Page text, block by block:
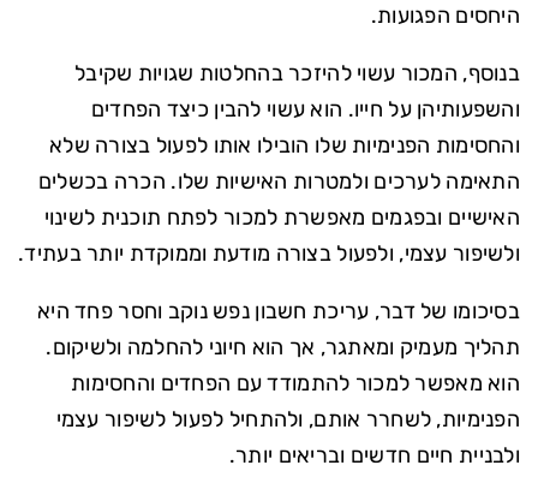
היחסים הפגועות.
בנוסף, המכור עשוי להיזכר בהחלטות שגויות שקיבל
והשפעותיהן על חייו. הוא עשוי להבין כיצד הפחדים
והחסימות הפנימיות שלו הובילו אותו לפעול בצורה שלא
התאימה לערכים ולמטרות האישיות שלו. הכרה בכשלים
האישיים ובפגמים מאפשרת למכור לפתח תוכנית לשינוי
ולשיפור עצמי, ולפעול בצורה מודעת וממוקדת יותר בעתיד.
בסיכומו של דבר, עריכת חשבון נפש נוקב וחסר פחד היא
תהליך מעמיק ומאתגר, אך הוא חיוני להחלמה ולשיקום.
הוא מאפשר למכור להתמודד עם הפחדים והחסימות
הפנימיות, לשחרר אותם, ולהתחיל לפעול לשיפור עצמי
ולבניית חיים חדשים ובריאים יותר.